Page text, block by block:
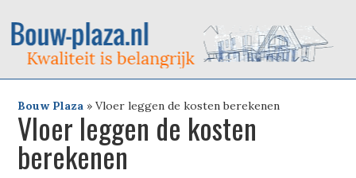
Bouw Plaza »Vloer leggen de kosten berekenen
Vloer leggen de kosten
berekenen